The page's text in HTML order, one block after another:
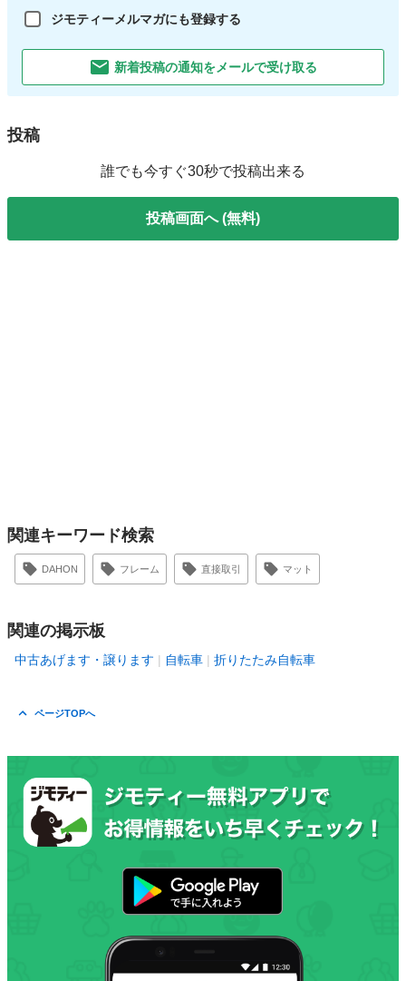
ジモティーメルマガにも登録する
新着投稿の通知をメールで受け取る
投稿
誰でも今すぐ30秒で投稿出来る
投稿画面へ (無料)
関連キーワード検索
DAHON フレーム 直接取引 マット
関連の掲示板
中古あげます・譲ります 自転車 折りたたみ自転車
ページTOPへ